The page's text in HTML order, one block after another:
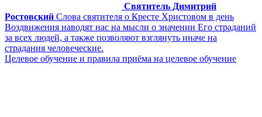
Святитель Димитрий
Ростовский Слова святителя о Кресте Христовом в день
Воздвижения наводят нас на мысли о значении Его страданий
за всех людей, а также позволяют взглянуть иначе на
страдания человеческие.
Целевое обучение и правила приёма на целевое обучение